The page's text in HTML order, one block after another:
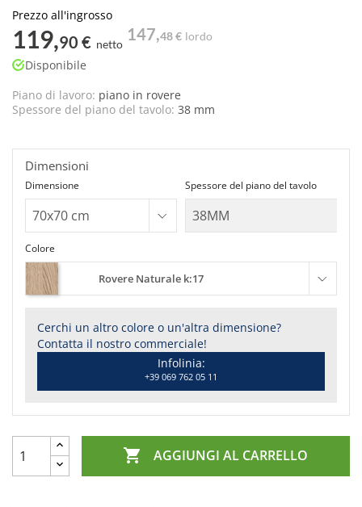
Prezzo all'ingrosso
119,90 € netto
147,48 € lordo
Disponibile
Piano di lavoro: piano in rovere
Spessore del piano del tavolo: 38 mm
Colore
Rovere Naturale k:17
Cerchi un altro colore o un'altra dimensione?
Contatta il nostro commerciale!
Infolinia:
+39 069 762 05 11
Dimensione Spessore del piano del tavolo
Dimensioni
 AGGIUNGI AL CARRELLO